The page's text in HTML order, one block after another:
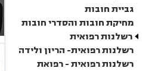
גביית חובות
מחיקת חובות והסדרי חובות
רשלנות רפואית
רשלנות רפואית- הריון ולידה
רשלנות רפואית - רפואת